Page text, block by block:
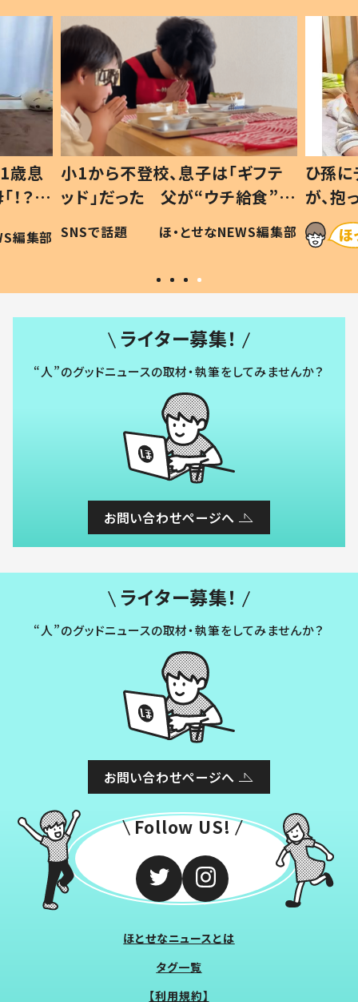
歳息
？」
編集部
小1から不登校、息子は「ギフテ
ッド」だった 父が“ウチ給食”を
作り続ける理由とは #令和の親
#令和の子
SNSで話題 ほ・とせなNEWS編集部
ひ孫
が、
「涙が
い」
ライター募集！
“人”のグッドニュースの取材・執筆をしてみませんか？
お問い合わせページへ
ライター募集！
“人”のグッドニュースの取材・執筆をしてみませんか？
お問い合わせページへ
Follow US!
ほとせなニュースとは
タグ一覧
【利用規約】